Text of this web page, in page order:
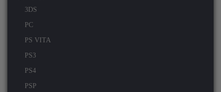
3DS
PC
PS VITA
PS3
PS4
PSP